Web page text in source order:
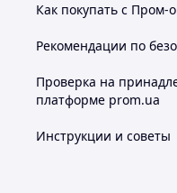
Как покупать с Пром-
Рекомендации по
Проверка на
платформе prom.ua
Инструкции и советы